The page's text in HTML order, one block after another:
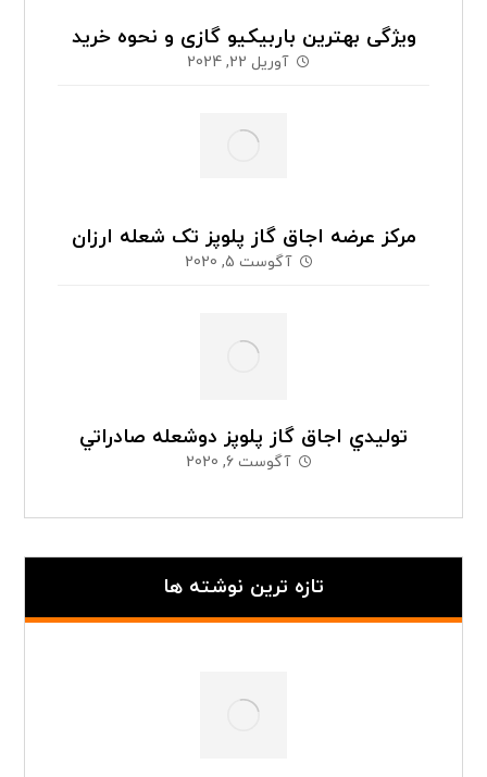
ویژگی بهترین باربیکیو گازی و نحوه خرید
آوریل 22, 2024
مرکز عرضه اجاق گاز پلوپز تک شعله ارزان
آگوست 5, 2020
توليدي اجاق گاز پلوپز دوشعله صادراتي
آگوست 6, 2020
تازه ترین نوشته ها